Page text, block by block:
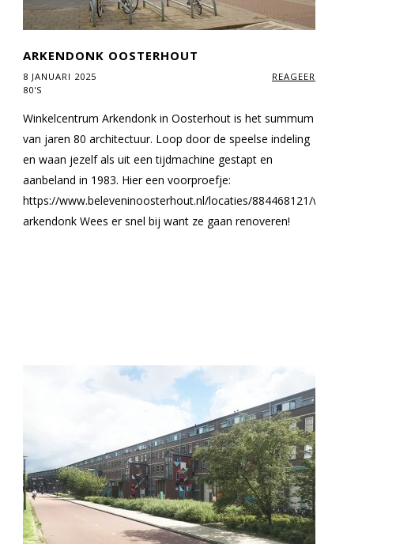
ARKENDONK OOSTERHOUT
8 JANUARI 2025
REAGEER
80'S
Winkelcentrum Arkendonk in Oosterhout is het summum
van jaren 80 architectuur. Loop door de speelse indeling
en waan jezelf als uit een tijdmachine gestapt en
aanbeland in 1983. Hier een voorproefje:
https://www.beleveninoosterhout.nl/locaties/884468121/winkelcentrum-
arkendonk Wees er snel bij want ze gaan renoveren!